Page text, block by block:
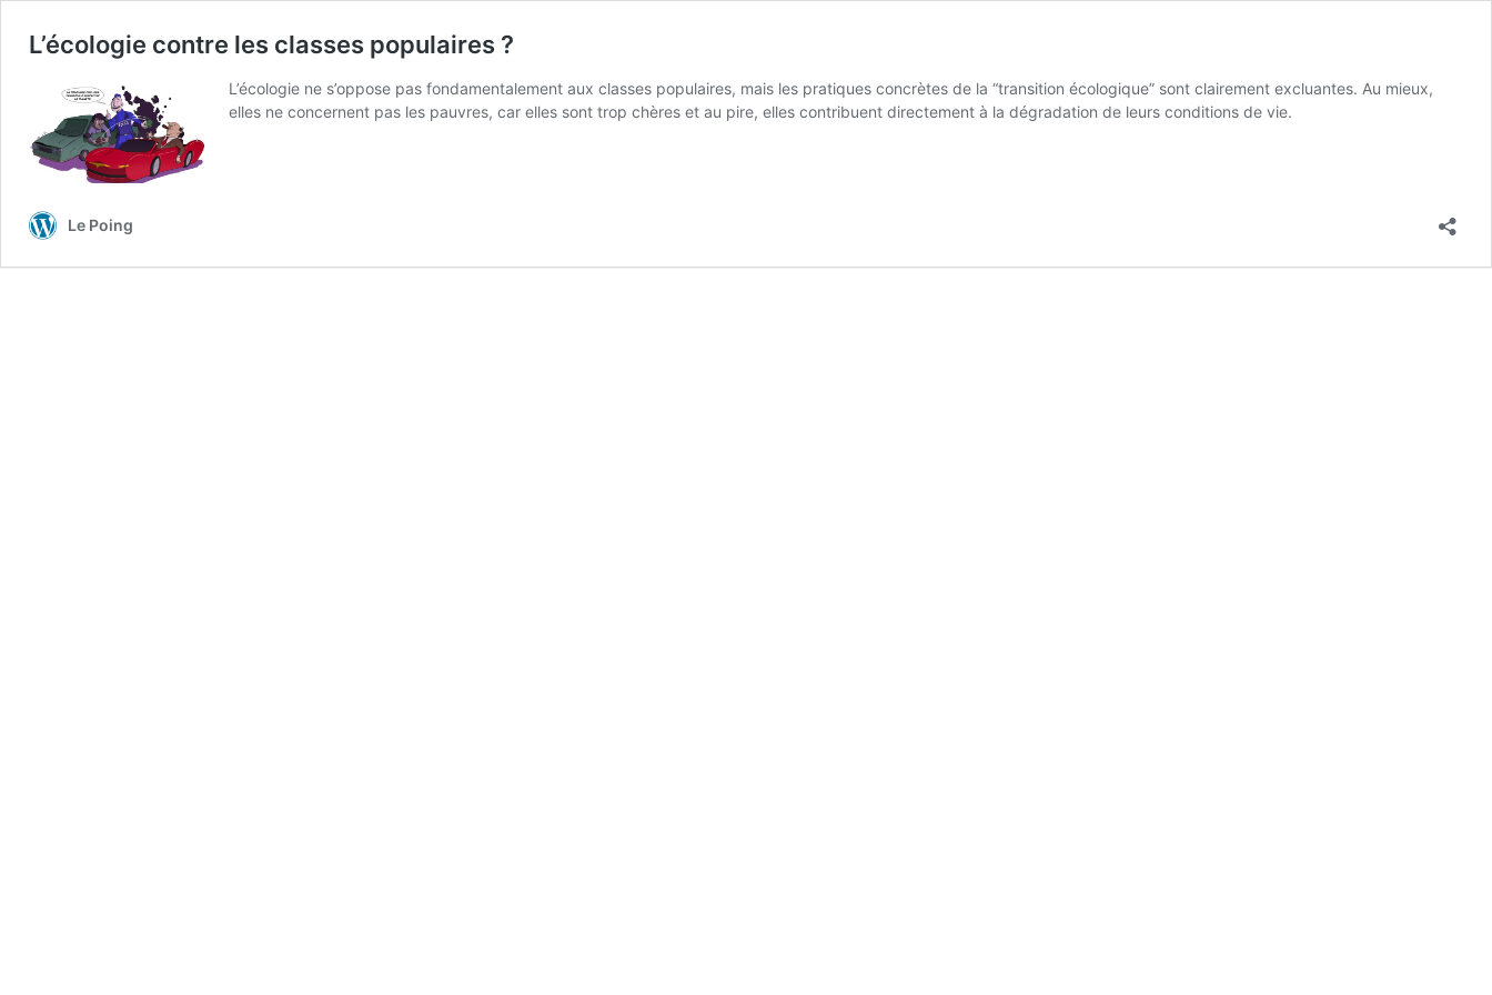
L’écologie contre les classes populaires ?
L’écologie ne s’oppose pas fondamentalement aux classes populaires, mais les pratiques concrètes de la “transition écologique” sont clairement excluantes. Au mieux,
elles ne concernent pas les pauvres, car elles sont trop chères et au pire, elles contribuent directement à la dégradation de leurs conditions de vie.
Le Poing